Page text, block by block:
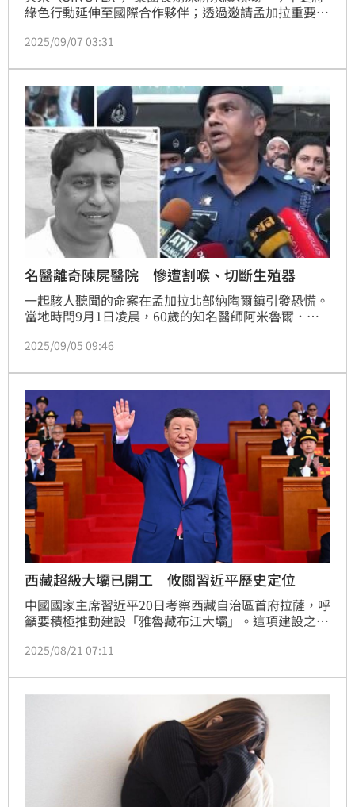
綠色行動延伸至國際合作夥伴；透過邀請孟加拉重要成
韌性，更將永續承諾具體化，攜手夥伴共同為全球環境
2025/09/07 03:31
名醫離奇陳屍醫院 慘遭割喉、切斷生殖器
一起駭人聽聞的命案在孟加拉北部納陶爾鎮引發恐慌。
當地時間9月1日凌晨，60歲的知名醫師阿米魯爾．伊
醫院內。警方與鑑識人員抵達現場時，發現其死狀極其
殖器甚至被殘忍切除。這起命案不僅讓震驚社會，更因
死者的多重身分，引發了政治謀殺的揣測。
2025/09/05 09:46
西藏超級大壩已開工 攸關習近平歷史定位
中國國家主席習近平20日考察西藏自治區首府拉薩，呼
籲要積極推動建設「雅魯藏布江大壩」。這項建設之所
成為史上規模最大的基礎建設之一，且因掌控上游水
題。此外，習近平21日也出席慶祝西藏自治區成立60
周年活動，約有2萬人出席，在布達拉宮廣場，大唱紅
歌，習近平也致詞要求當地「全面貫徹新時代黨的治藏
2025/08/21 07:11